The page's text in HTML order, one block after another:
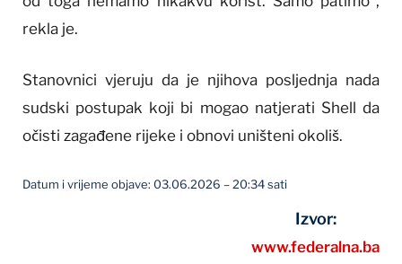
rekla je.
Stanovnici vjeruju da je njihova posljednja nada
sudski postupak koji bi mogao natjerati Shell da
očisti zagađene rijeke i obnovi uništeni okoliš.
Datum i vrijeme objave: 03.06.2026 – 20:34 sati
Izvor:
www.federalna.ba